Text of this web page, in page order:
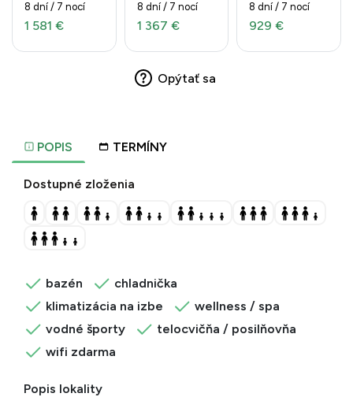
POPIS TERMÍNY
Dostupné zloženia
bazén
chladnička
klimatizácia na izbe
wellness / spa
vodné športy
telocvičňa / posilňovňa
wifi zdarma
Popis lokality
8 dní / 7 nocí
1 581 €
8 dní / 7 nocí
1 367 €
8 dní / 7 nocí
929 €
Opýtať sa